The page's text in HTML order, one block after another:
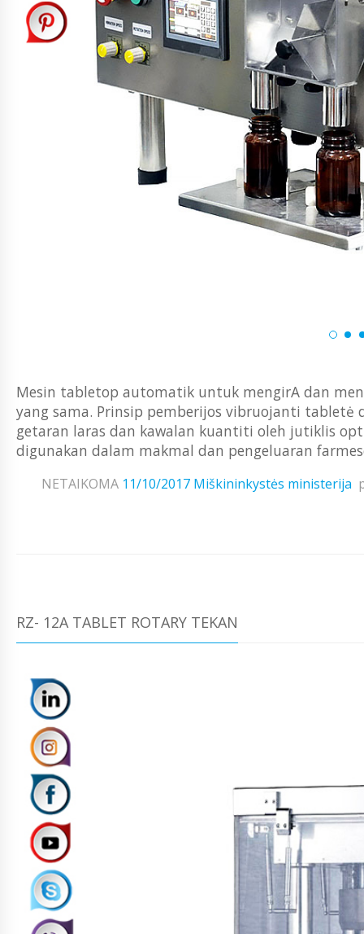
Mesin tabletop automatik untuk mengirA dan
yang sama. Prinsip pemberijos vibruojanti tabletė
getaran laras dan kawalan kuantiti oleh jutiklis
digunakan dalam makmal dan pengeluaran
NETAIKOMA 11/10/2017 Miškininkystės ministerija
RZ- 12A TABLET ROTARY TEKAN